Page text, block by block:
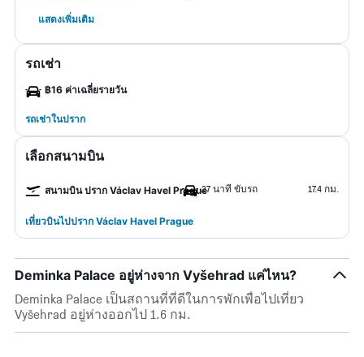
แสดงเพิ่มเติม
รถเช่า
฿16 ค่าเฉลี่ยรายวัน
รถเช่าในปราก
เลือกสนามบิน
สนามบิน ปราก Václav Havel Prague27 นาที ขับรถ 17.4 กม.
เที่ยวบินไปปราก Václav Havel Prague
Deminka Palace อยู่ห่างจาก Vyšehrad แค่ไหน?
Deminka Palace เป็นสถานที่ที่ดีในการพักเพื่อไปเที่ยว
Vyšehrad อยู่ห่างออกไป 1.6 กม.